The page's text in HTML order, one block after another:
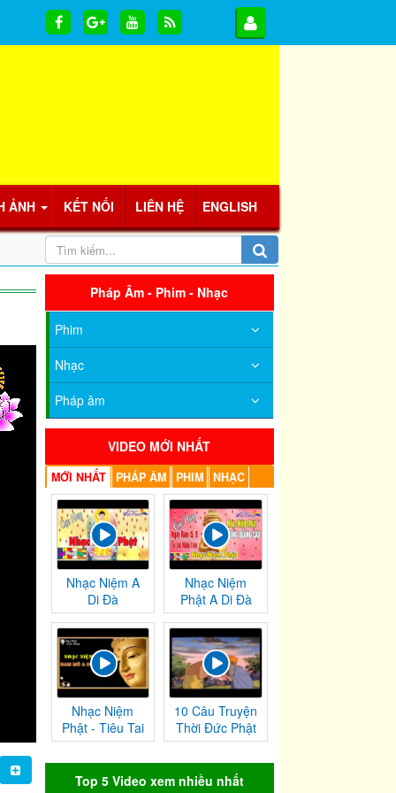
ẢNH KẾT NỐI LIÊN HỆ ENGLISH
Pháp Âm - Phim - Nhạc
Phim
Nhạc
Pháp âm
VIDEO MỚI NHẤT
MỚI NHẤT PHÁP ÂM PHIM NHẠC
Nhạc Niệm A
Di Đà
Nhạc Niệm
Phật A Di Đà
Nhạc Niệm
Phật - Tiêu Tai
Nghiệp
Chướng
10 Câu Truyện
Thời Đức Phật
Tại Thế
Top 5 Video xem nhiều nhất